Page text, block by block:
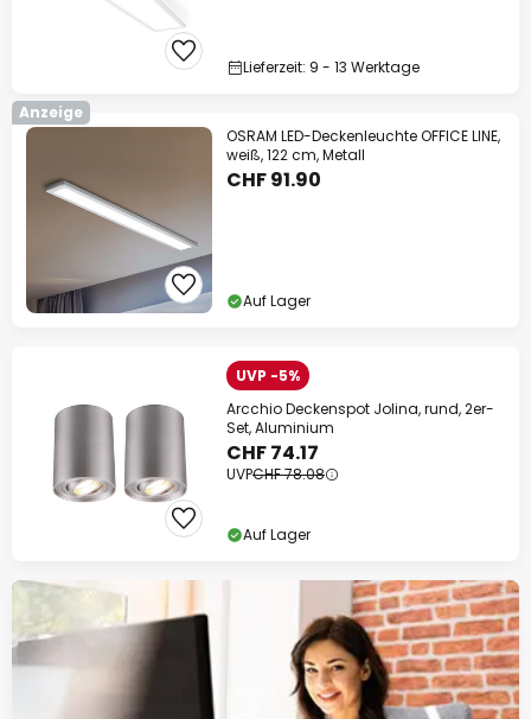
Lieferzeit: 9 - 13 Werktage
Anzeige
OSRAM LED-Deckenleuchte OFFICE LINE,
weiß, 122 cm, Metall
CHF 91.90
Auf Lager
UVP -5%
Arcchio Deckenspot Jolina, rund, 2er-
Set, Aluminium
CHF 74.17
UVPCHF 78.08
Auf Lager